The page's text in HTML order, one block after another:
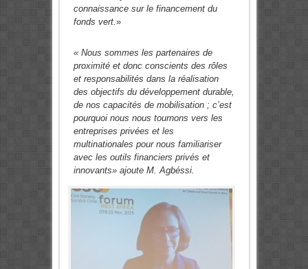
connaissance sur le financement du
fonds vert. »
« Nous sommes les partenaires de
proximité et donc conscients des rôles
et responsabilités dans la réalisation
des objectifs du développement durable,
de nos capacités de mobilisation ; c’est
pourquoi nous nous tournons vers les
entreprises privées et les
multinationales pour nous familiariser
avec les outils financiers privés et
innovants» ajoute M. Agbéssi.